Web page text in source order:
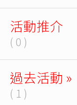
活動推介
( 0 )
過去活動 »
( 1 )